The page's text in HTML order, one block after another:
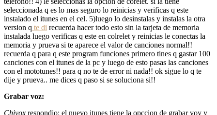
seleccionada q es lo mas seguro lo reinicias y verificas q este
instalado el itunes en el cel. 5)luego lo desinstalas y instalas la otra
version q te di recuerda hacer todo esto sin la tarjeta de memoria
instalada luego verificas q este en colrelet y reinicias le conectas la
memoria y prueva si te aparece el valor de canciones normal!!
recuerda q para q este program funciones primero tines q gastar 100
canciones con el itunes de la pc y luego de esto pasas las canciones
con el mototunes!! para q no te de error ni nada!! ok sigue lo q te
dije y prueva.. me dices q paso si se soluciona si!!
Grabar voz:
Chivox respondio: el nuevo itunes tiene la opccion de grabar voy y